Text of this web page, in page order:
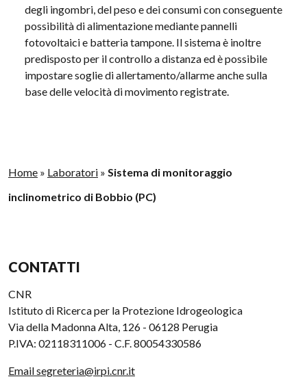
degli ingombri, del peso e dei consumi con conseguente
possibilità di alimentazione mediante pannelli
fotovoltaici e batteria tampone. Il sistema è inoltre
predisposto per il controllo a distanza ed è possibile
impostare soglie di allertamento/allarme anche sulla
base delle velocità di movimento registrate.
Home » Laboratori » Sistema di monitoraggio
inclinometrico di Bobbio (PC)
CONTATTI
CNR
Istituto di Ricerca per la Protezione Idrogeologica
Via della Madonna Alta, 126 - 06128 Perugia
P.IVA: 02118311006 - C.F. 80054330586
Email segreteria@irpi.cnr.it